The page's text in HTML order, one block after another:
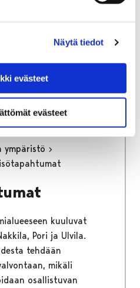
Näytä tiedot
evästeet
evästeet
katujen
loppuraportin
ympäristö
kuuluvat
Pori ja Ulvila.
tehdään
mikäli
osallistuvan